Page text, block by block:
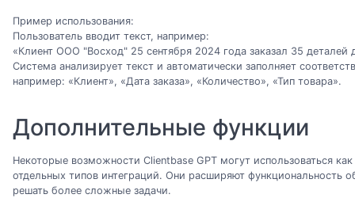
Пример использования:
Пользователь вводит текст, например:
«Клиент ООО "Восход" 25 сентября 2024 года заказал 35 деталей
Система анализирует текст и автоматически заполняет
например: «Клиент», «Дата заказа», «Количество», «Тип товара».
Дополнительные функции
Некоторые возможности Clientbase GPT могут использоваться
отдельных типов интеграций. Они расширяют функциональность
решать более сложные задачи.